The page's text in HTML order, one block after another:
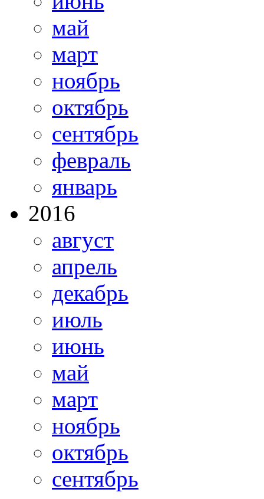
май
март
ноябрь
октябрь
сентябрь
февраль
январь
2016
август
апрель
декабрь
июль
июнь
май
март
ноябрь
октябрь
сентябрь